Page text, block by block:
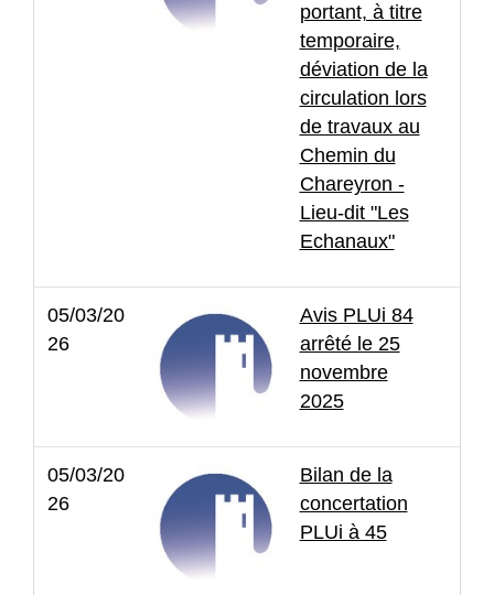
portant, à titre
temporaire,
déviation de la
circulation lors
de travaux au
Chemin du
Chareyron -
Lieu-dit "Les
Echanaux"
05/03/20
26
Avis PLUi 84
arrêté le 25
novembre
2025
05/03/20
26
Bilan de la
concertation
PLUi à 45